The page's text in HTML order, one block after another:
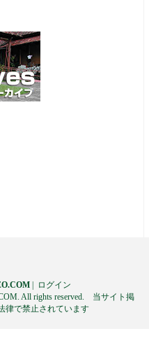
|
ログイン
All rights reserved. 当サイト掲
律で禁止されています